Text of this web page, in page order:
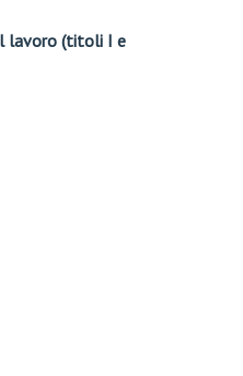
lavoro (titoli I e